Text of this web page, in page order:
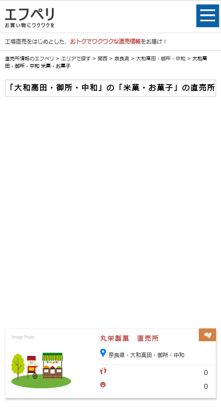
工場直売をはじめとした、 おトクでワクワクな直売情報をお届け！
直売所情報のエフペリ > エリアで探す > 関西 > 奈良県 > 大和高田・御所・中和 > 大和高
田・御所・中和 米菓・お菓子
「大和高田・御所・中和」の「米菓・お菓子」の直売所
丸栄製菓 直売所
奈良県・大和高田・御所・中和
0
0